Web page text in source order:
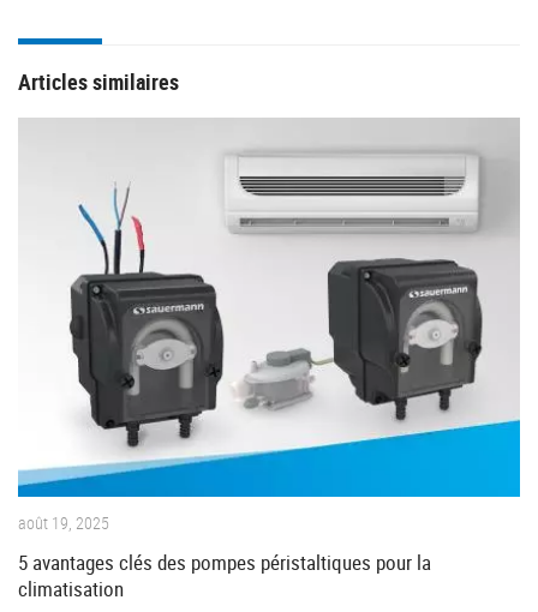
Articles similaires
août 19, 2025
5 avantages clés des pompes péristaltiques pour la
climatisation